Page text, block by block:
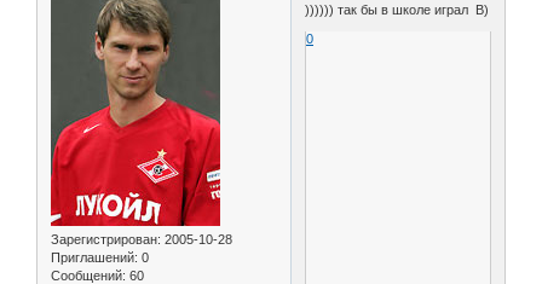
Зарегистрирован: 2005-10-28
Приглашений: 0
Сообщений: 60
)))))) так бы в школе играл B)
0